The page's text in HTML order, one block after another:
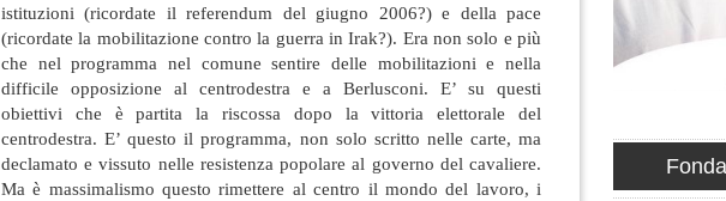
istituzioni (ricordate il referendum del giugno 2006?) e della pace
(ricordate la mobilitazione contro la guerra in Irak?). Era non solo e più
che nel programma nel comune sentire delle mobilitazioni e nella
difficile opposizione al centrodestra e a Berlusconi. E’ su questi
obiettivi che è partita la riscossa dopo la vittoria elettorale del
centrodestra. E’ questo il programma, non solo scritto nelle carte, ma
declamato e vissuto nelle resistenza popolare al governo del cavaliere.
Ma è massimalismo questo rimettere al centro il mondo del lavoro, i